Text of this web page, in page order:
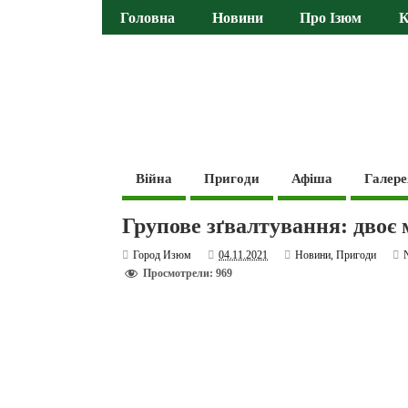
Головна Новини Про Ізюм
Війна Пригоди Афіша
Групове зґвалтування: двоє
Город Изюм 04.11.2021 Новини,Пригоди
Просмотрели: 969